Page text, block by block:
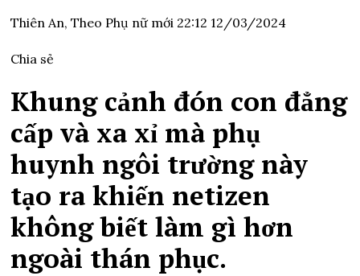
Thiên An,Theo Phụ nữ mới 22:12 12/03/2024
Chia sẻ
Khung cảnh đón con đẳng
cấp và xa xỉ mà phụ
huynh ngôi trường này
tạo ra khiến netizen
không biết làm gì hơn
ngoài thán phục.